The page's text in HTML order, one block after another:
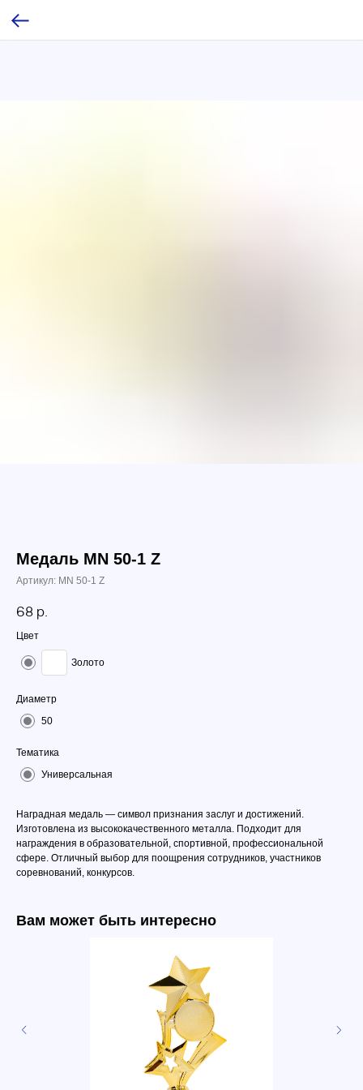
Медаль МN 50-1 Z
Артикул: МN 50-1 Z
68 р.
Цвет
Золото
Диаметр
50
Тематика
Универсальная
Наградная медаль — символ признания заслуг и достижений.
Изготовлена из высококачественного металла. Подходит для
награждения в образовательной, спортивной, профессиональной
сфере. Отличный выбор для поощрения сотрудников, участников
соревнований, конкурсов.
Вам может быть интересно